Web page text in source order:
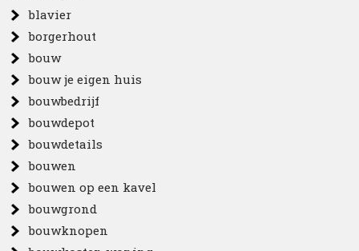
blavier
borgerhout
bouw
bouw je eigen huis
bouwbedrijf
bouwdepot
bouwdetails
bouwen
bouwen op een kavel
bouwgrond
bouwknopen